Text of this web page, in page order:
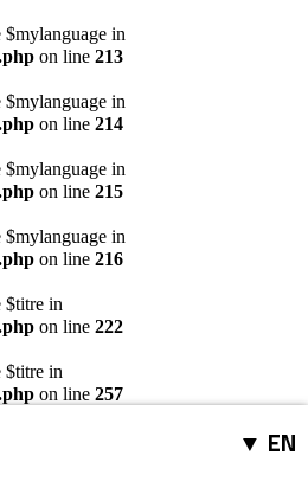
in
on line 213
in
on line 214
in
on line 215
in
on line 216
$titre in
on line 222
$titre in
on line 257
EN